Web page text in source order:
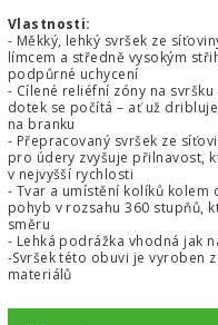
Vlastnosti:
- Měkký, lehký svršek ze
límcem a středně vysokým
podpůrné uchycení
- Cílené reliéfní zóny na
dotek se počítá – ať už
na branku
- Přepracovaný svršek ze
pro údery zvyšuje přilnavost,
v nejvyšší rychlosti
- Tvar a umístění kolíků
pohyb v rozsahu 360 stupňů,
směru
- Lehká podrážka vhodná jak
-Svršek této obuvi je vyroben
materiálů